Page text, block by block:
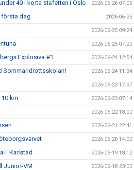
40 i korta stafetten i Oslo 2026-06-26 07:05
första dag 2026-06-26
2026-06-25 09:24
2026-06-25 07:20
Explosiva #1 2026-06-24 12:54
Sommaridrottsskolan! 2026-06-24 11:34
2026-06-23 17:37
km 2026-06-23 07:14
2026-06-22 18:00
2026-06-21 22:41
2026-06-20 14:00
i Karlstad 2026-06-19 18:12
Junior-VM 2026-06-18 23:00